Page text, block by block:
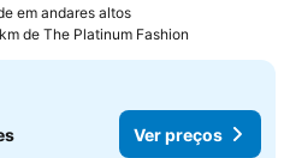
em andares altos
de The Platinum Fashion
Ver preços